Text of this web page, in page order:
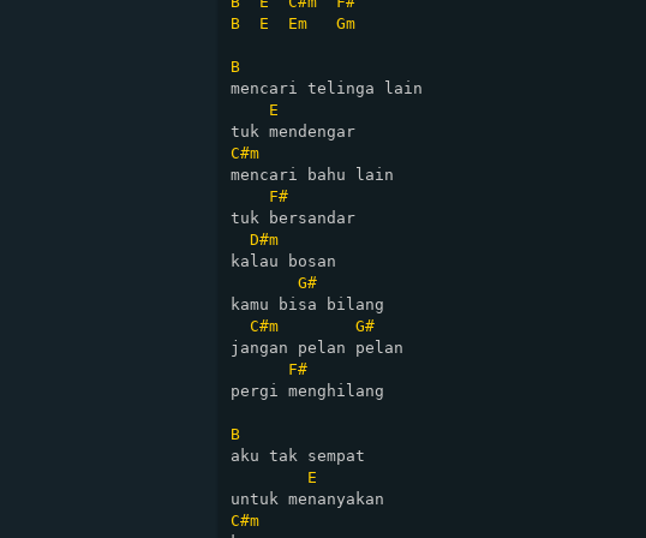
B
E Em Gm
B
mencari telinga lain
E
C#m
mencari bahu lain
F#
tuk bersandar
D#m
kalau bosan
G#
kamu bisa bilang
C#m
G#
jangan pelan pelan
F#
pergi menghilang
B
aku tak sempat
E
C#m